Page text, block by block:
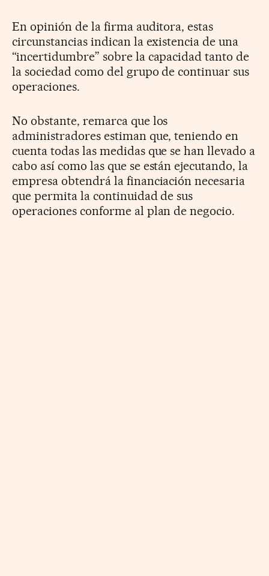
En opinión de la firma auditora, estas
circunstancias indican la existencia de una
“incertidumbre” sobre la capacidad tanto de
la sociedad como del grupo de continuar sus
operaciones.
No obstante, remarca que los
administradores estiman que, teniendo en
cuenta todas las medidas que se han llevado a
cabo así como las que se están ejecutando, la
empresa obtendrá la financiación necesaria
que permita la continuidad de sus
operaciones conforme al plan de negocio.